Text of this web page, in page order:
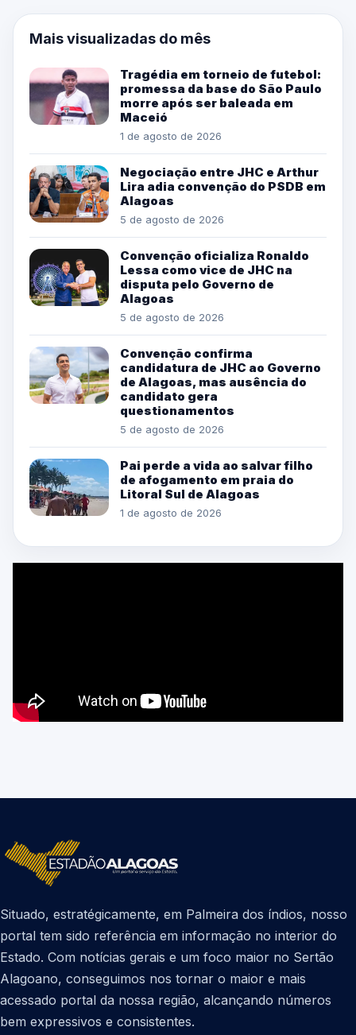
Mais visualizadas do mês
Tragédia em torneio de futebol:
promessa da base do São Paulo
morre após ser baleada em
Maceió
1 de agosto de 2026
Negociação entre JHC e Arthur
Lira adia convenção do PSDB em
Alagoas
5 de agosto de 2026
Convenção oficializa Ronaldo
Lessa como vice de JHC na
disputa pelo Governo de
Alagoas
5 de agosto de 2026
Convenção confirma
candidatura de JHC ao Governo
de Alagoas, mas ausência do
candidato gera
questionamentos
5 de agosto de 2026
Pai perde a vida ao salvar filho
de afogamento em praia do
Litoral Sul de Alagoas
1 de agosto de 2026
Situado, estratégicamente, em Palmeira dos índios, nosso
portal tem sido referência em informação no interior do
Estado. Com notícias gerais e um foco maior no Sertão
Alagoano, conseguimos nos tornar o maior e mais
acessado portal da nossa região, alcançando números
bem expressivos e consistentes.